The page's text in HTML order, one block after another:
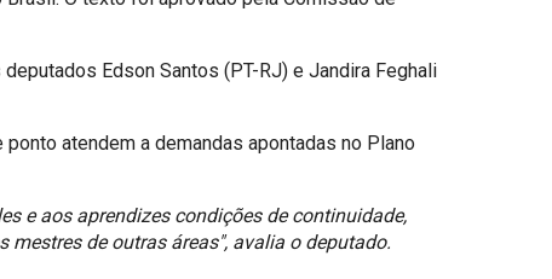
Edson Santos (PT-RJ) e Jandira Feghali
atendem a demandas apontadas no Plano
e aos aprendizes condições de continuidade,
de outras áreas", avalia o deputado.